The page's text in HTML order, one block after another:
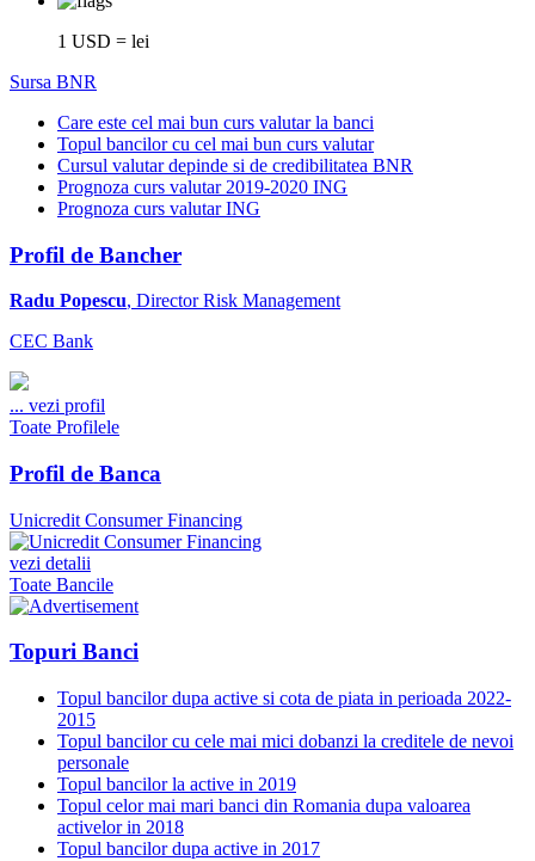
1 USD = lei
Sursa BNR
Care este cel mai bun curs valutar la banci
Topul bancilor cu cel mai bun curs valutar
Cursul valutar depinde si de credibilitatea BNR
Prognoza curs valutar 2019-2020 ING
Prognoza curs valutar ING
Profil de Bancher
Radu Popescu, Director Risk Management
CEC Bank
... vezi profil
Toate Profilele
Profil de Banca
Unicredit Consumer Financing
vezi detalii
Toate Bancile
Topuri Banci
Topul bancilor dupa active si cota de piata in perioada 2022-
2015
Topul bancilor cu cele mai mici dobanzi la creditele de nevoi
personale
Topul bancilor la active in 2019
Topul celor mai mari banci din Romania dupa valoarea
activelor in 2018
Topul bancilor dupa active in 2017